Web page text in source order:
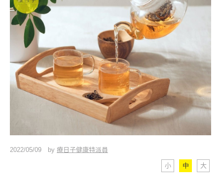
2022/05/09 by 療日子健康特派員
小 中 大